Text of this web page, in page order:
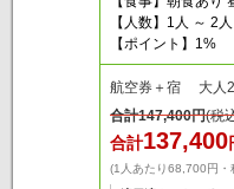
【人数】1人 ～ 2人
【ポイント】1%
航空券＋宿 大人2
合計147,400円(税
合計137,400
(1人あたり68,700円・